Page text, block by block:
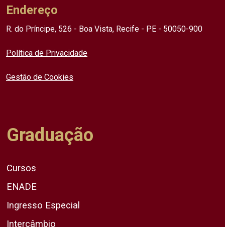
Endereço
R. do Príncipe, 526 - Boa Vista, Recife - PE - 50050-900
Política de Privacidade
Gestão de Cookies
Graduação
Cursos
ENADE
Ingresso Especial
Intercâmbio